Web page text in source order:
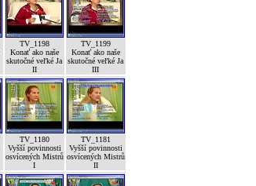
TV_1198
Konať ako naše
skutočné veľké Ja
II
TV_1199
Konať ako naše
skutočné veľké Ja
III
TV_1180
Vyšší povinnosti
osvícených Mistrů
I
TV_1181
Vyšší povinnosti
osvícených Mistrů
II